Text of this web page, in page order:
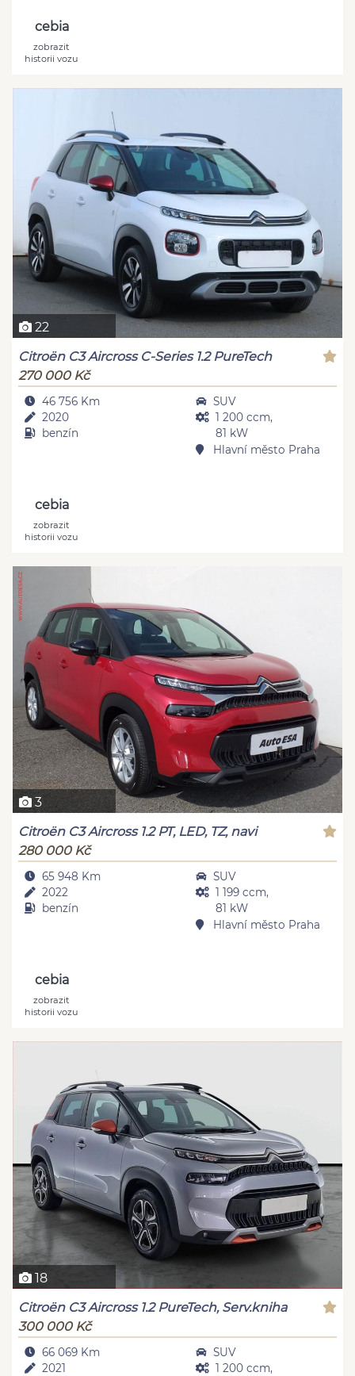
cebia
zobrazit
historii vozu
22
Citroën C3 Aircross C-Series 1.2 PureTech
270 000 Kč
46 756 Km
2020
benzín
SUV
1 200 ccm,
81 kW
Hlavní město Praha
cebia
zobrazit
historii vozu
3
Citroën C3 Aircross 1.2 PT, LED, TZ, navi
280 000 Kč
65 948 Km
2022
benzín
SUV
1 199 ccm,
81 kW
Hlavní město Praha
cebia
zobrazit
historii vozu
18
Citroën C3 Aircross 1.2 PureTech, Serv.kniha
300 000 Kč
66 069 Km
2021
SUV
1 200 ccm,